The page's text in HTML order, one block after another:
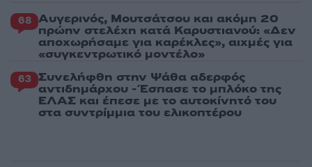
68 Αυγερινός, Μουτσάτσου και ακόμη 20
πρώην στελέχη κατά Καρυστιανού: «Δεν
αποχωρήσαμε για καρέκλες», αιχμές για
«συγκεντρωτικό μοντέλο»
63 Συνελήφθη στην Ψάθα αδερφός
αντιδημάρχου - Έσπασε το μπλόκο της
ΕΛΑΣ και έπεσε με το αυτοκίνητό του
στα συντρίμμια του ελικοπτέρου